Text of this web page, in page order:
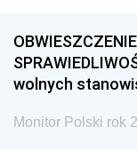
wolnych
Monitor Polski rok